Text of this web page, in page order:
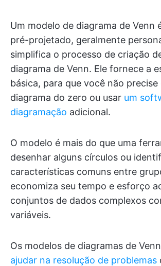
Um modelo de diagrama de Venn
pré-projetado, geralmente
simplifica o processo de criação
diagrama de Venn. Ele fornece a
básica, para que você não precise
diagrama do zero ou usar um
diagramação adicional.
O modelo é mais do que uma
desenhar alguns círculos ou
características comuns entre
economiza seu tempo e esforço
conjuntos de dados complexos
variáveis.
Os modelos de diagramas de
ajudar na resolução de problemas